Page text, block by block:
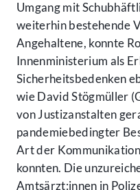
Umgang mit
weiterhin bestehende
Angehaltene, konnte
Innenministerium als
Sicherheitsbedenken
wie David Stögmüller
von Justizanstalten
pandemiebedingter
Art der
konnten. Die
Amtsärzt:innen in